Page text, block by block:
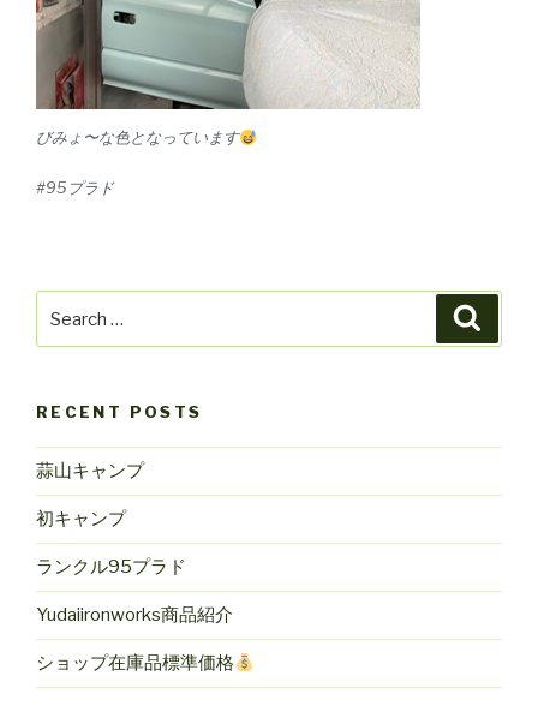
びみょ〜な色となっています
#95プラド
RECENT POSTS
蒜山キャンプ
初キャンプ
ランクル95プラド
Yudaiironworks商品紹介
ショップ在庫品標準価格